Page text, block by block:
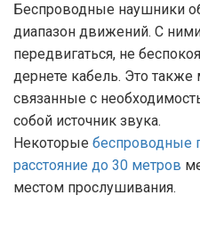
Беспроводные наушники
диапазон движений. С
передвигаться, не
дернете кабель. Это
связанные с
собой источник звука.
Некоторые беспроводные
расстояние до 30 метров
местом прослушивания.